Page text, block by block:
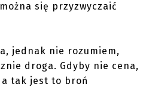
się przyzwyczaić
jednak nie rozumiem,
droga. Gdyby nie cena,
a tak jest to broń